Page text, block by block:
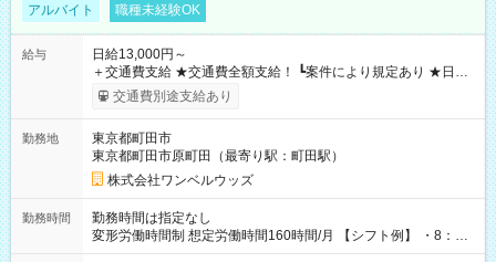
アルバイト 職種未経験OK
給与
日給13,000円～
＋交通費支給 ★交通費全額支給！ ┗案件により規定あり ★日払
いOK！（規定あり） ┗働いたその日に現金GET♪ お仕事後はコ
ンビニATMから 日払い分を引き落とせます！ 【試用期間】試
交通費別途支給あり
勤務地
東京都町田市
東京都町田市原町田（最寄り駅：町田駅）
株式会社ワンベルウッズ
勤務時間
勤務時間は指定なし
変形労働時間制 想定労働時間160時間/月 【シフト例】 ・8：00
～21：00